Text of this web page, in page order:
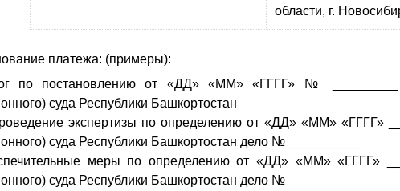
области, г.
платежа: (примеры):
по постановлению от «ДД» «ММ» «ГГГГ» № _________
суда Республики Башкортостан
экспертизы по определению от «ДД» «ММ» «ГГГГ»
суда Республики Башкортостан дело № __________
меры по определению от «ДД» «ММ» «ГГГГ»
суда Республики Башкортостан дело №